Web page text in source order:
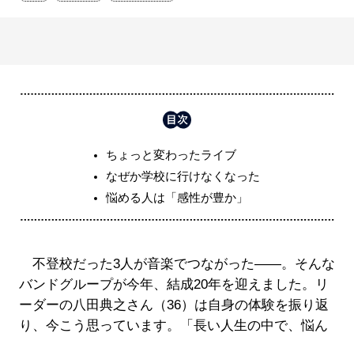
ちょっと変わったライブ
なぜか学校に行けなくなった
悩める人は「感性が豊か」
不登校だった3人が音楽でつながった――。そんな
バンドグループが今年、結成20年を迎えました。リ
ーダーの八田典之さん（36）は自身の体験を振り返
り、今こう思っています。「長い人生の中で、悩ん